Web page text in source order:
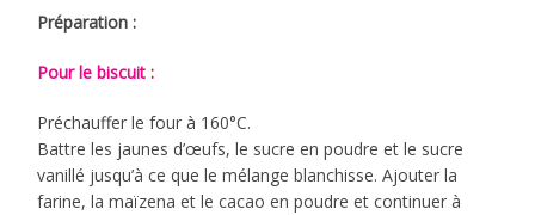
Préparation :
Pour le biscuit :
Préchauffer le four à 160°C.
Battre les jaunes d’œufs, le sucre en poudre et le sucre
vanillé jusqu’à ce que le mélange blanchisse. Ajouter la
farine, la maïzena et le cacao en poudre et continuer à